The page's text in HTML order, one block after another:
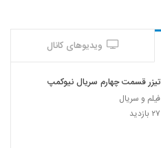
ویدیوهای کانال
تیزر قسمت چهارم سریال نیوکمپ
فیلم و سریال
۲۷ بازدید